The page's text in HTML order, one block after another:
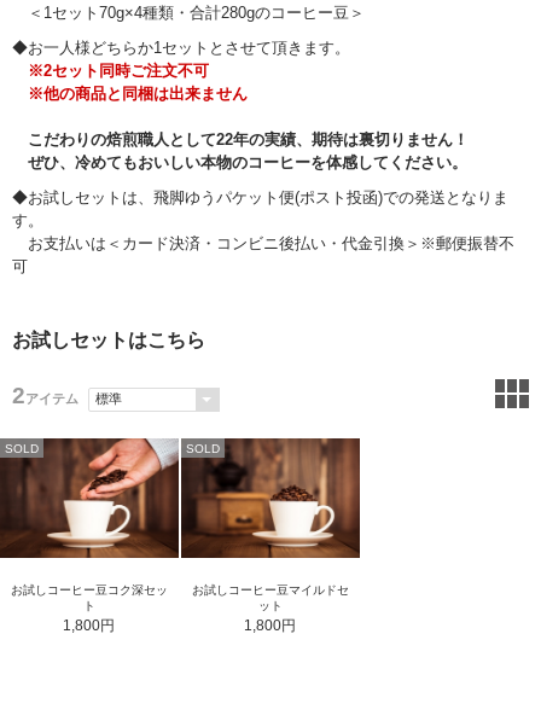
＜1セット70g×4種類・合計280gのコーヒー豆＞
◆お一人様どちらか1セットとさせて頂きます。
※2セット同時ご注文不可
※他の商品と同梱は出来ません
こだわりの焙煎職人として22年の実績、期待は裏切りません！
ぜひ、冷めてもおいしい本物のコーヒーを体感してください。
◆お試しセットは、飛脚ゆうパケット便(ポスト投函)での発送となりま
す。
お支払いは＜カード決済・コンビニ後払い・代金引換＞※郵便振替不
可
お試しセットはこちら
2アイテム
SOLD
お試しコーヒー豆コク深セッ
ト
1,800円
SOLD
お試しコーヒー豆マイルドセ
ット
1,800円